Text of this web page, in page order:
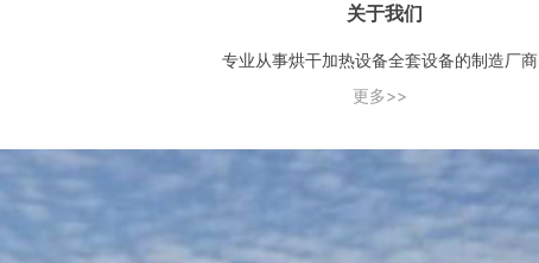
关于我们
专业从事烘干加热设备全套设备的制造厂商
更多>>